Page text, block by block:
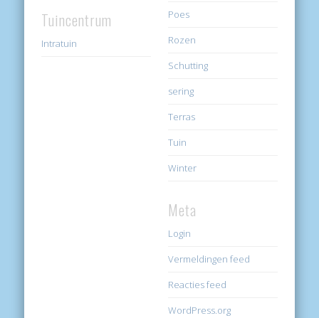
Tuincentrum
Intratuin
Poes
Rozen
Schutting
sering
Terras
Tuin
Winter
Meta
Login
Vermeldingen feed
Reacties feed
WordPress.org